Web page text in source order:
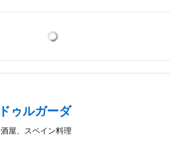
ゥルガーダ
屋、スペイン料理